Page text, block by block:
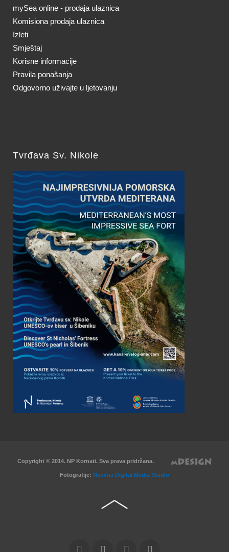
mySea online - prodaja ulaznica
Komisiona prodaja ulaznica
Izleti
Smještaj
Korisne informacije
Pravila ponašanja
Odgovorno uživajte u ljetovanju
Tvrđava Sv. Nikole
Copyright © 2014. NP Kornati. Sva prava pridržana.
Fotografije: Novena Digital Media Studio